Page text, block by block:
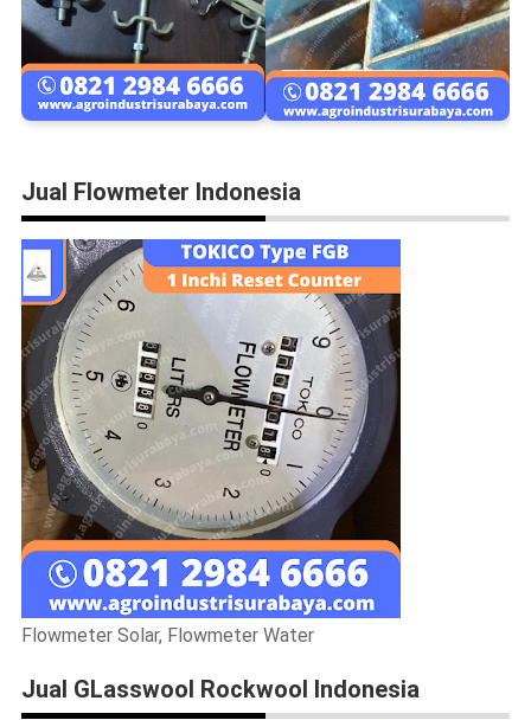
Jual Flowmeter Indonesia
Flowmeter Solar, Flowmeter Water
Jual GLasswool Rockwool Indonesia